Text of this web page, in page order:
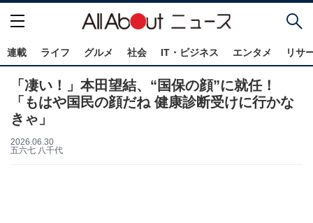
連載 ライフ グルメ 社会 IT・ビジネス エンタメ リサ
「凄い！」本田望結、“国保の顔”に就任！
「もはや国民の顔だね 健康診断受けに行かな
きゃ」
2026.06.30
五六七 八千代